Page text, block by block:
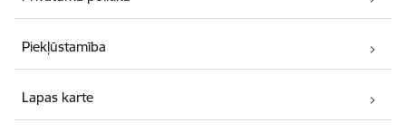
Piekļūstamība
Lapas karte